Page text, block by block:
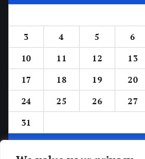
3
4 5 6
10
11 12 13
17
18 19 20
24
25 26 27
31